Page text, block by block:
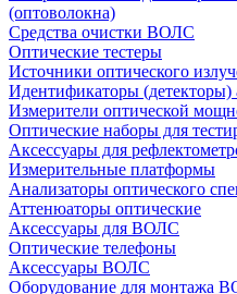
(оптоволокна)
Средства очистки ВОЛС
Оптические тестеры
Источники оптического
Идентификаторы (детекторы)
Измерители оптической
Оптические наборы для
Аксессуары для
Измерительные платформы
Анализаторы оптического
Аттенюаторы оптические
Аксессуары для ВОЛС
Оптические телефоны
Аксессуары ВОЛС
Оборудование для монтажа